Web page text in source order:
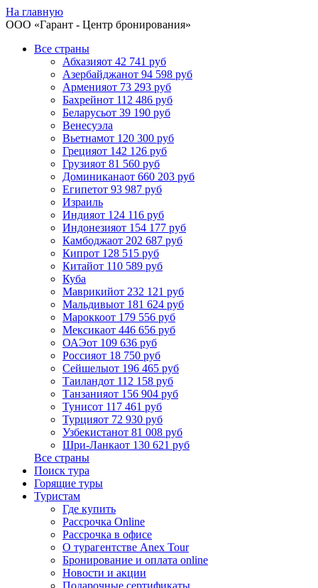
На главную
ООО «Гарант - Центр бронирования»
Все страны
Абхазияот 42 741 руб
Азербайджанот 94 598 руб
Арменияот 73 293 руб
Бахрейнот 112 486 руб
Беларусьот 39 190 руб
Венесуэла
Вьетнамот 120 300 руб
Грецияот 142 126 руб
Грузияот 81 560 руб
Доминиканаот 660 203 руб
Египетот 93 987 руб
Израиль
Индияот 124 116 руб
Индонезияот 154 177 руб
Камбоджаот 202 687 руб
Кипрот 128 515 руб
Китайот 110 589 руб
Куба
Маврикийот 232 121 руб
Мальдивыот 181 624 руб
Мароккоот 179 556 руб
Мексикаот 446 656 руб
ОАЭот 109 636 руб
Россияот 18 750 руб
Сейшелыот 196 465 руб
Таиландот 112 158 руб
Танзанияот 156 904 руб
Тунисот 117 461 руб
Турцияот 72 930 руб
Узбекистанот 81 008 руб
Шри-Ланкаот 130 621 руб
Все страны
Поиск тура
Горящие туры
Туристам
Где купить
Рассрочка Online
Рассрочка в офисе
О турагентстве Anex Tour
Бронирование и оплата online
Новости и акции
Подарочные сертификаты